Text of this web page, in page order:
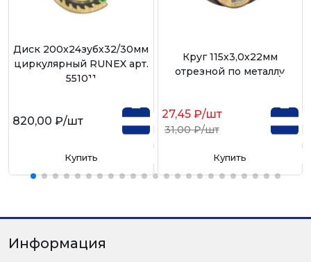
Диск 200х24зубх32/30мм
циркулярный RUNEX арт.
551011
820,00 ₽/шт
Купить
Круг 115х3,0х22мм
отрезной по металлу
27,45 ₽/шт
31,00 ₽/шт
Купить
Информация